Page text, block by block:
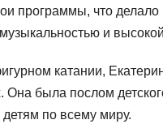
программы, что
и
катании,
Она была послом
по всему миру.